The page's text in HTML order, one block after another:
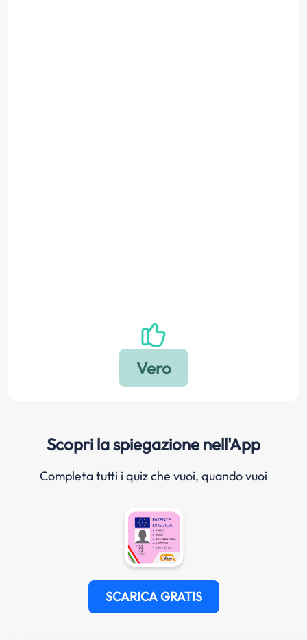
Scopri la spiegazione nell'App
Completa tutti i quiz che vuoi, quando vuoi
SCARICA GRATIS